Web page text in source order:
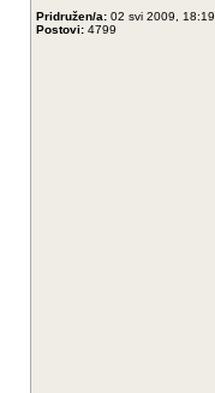
Pridružen/a: 02 svi 2009, 18:19
Postovi: 4799